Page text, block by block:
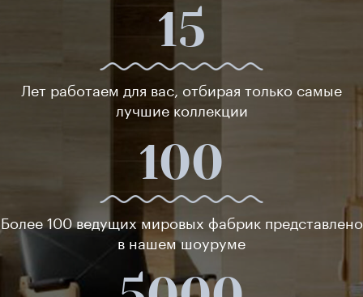
15
Лет работаем для вас, отбирая только самые
лучшие коллекции
100
Более 100 ведущих мировых фабрик представлено
в нашем шоуруме